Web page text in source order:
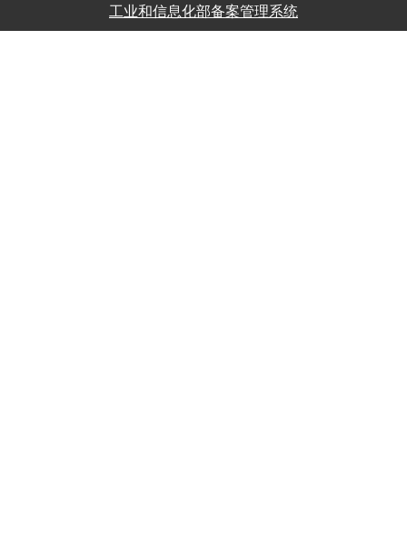
工业和信息化部备案管理系统